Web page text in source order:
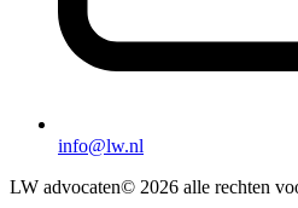
info@lw.nl
LW advocaten© 2026 alle rechten